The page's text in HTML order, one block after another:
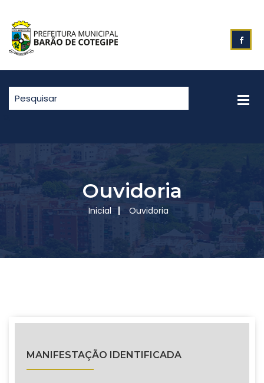
Ouvidoria
Inicial Ouvidoria
MANIFESTAÇÃO IDENTIFICADA